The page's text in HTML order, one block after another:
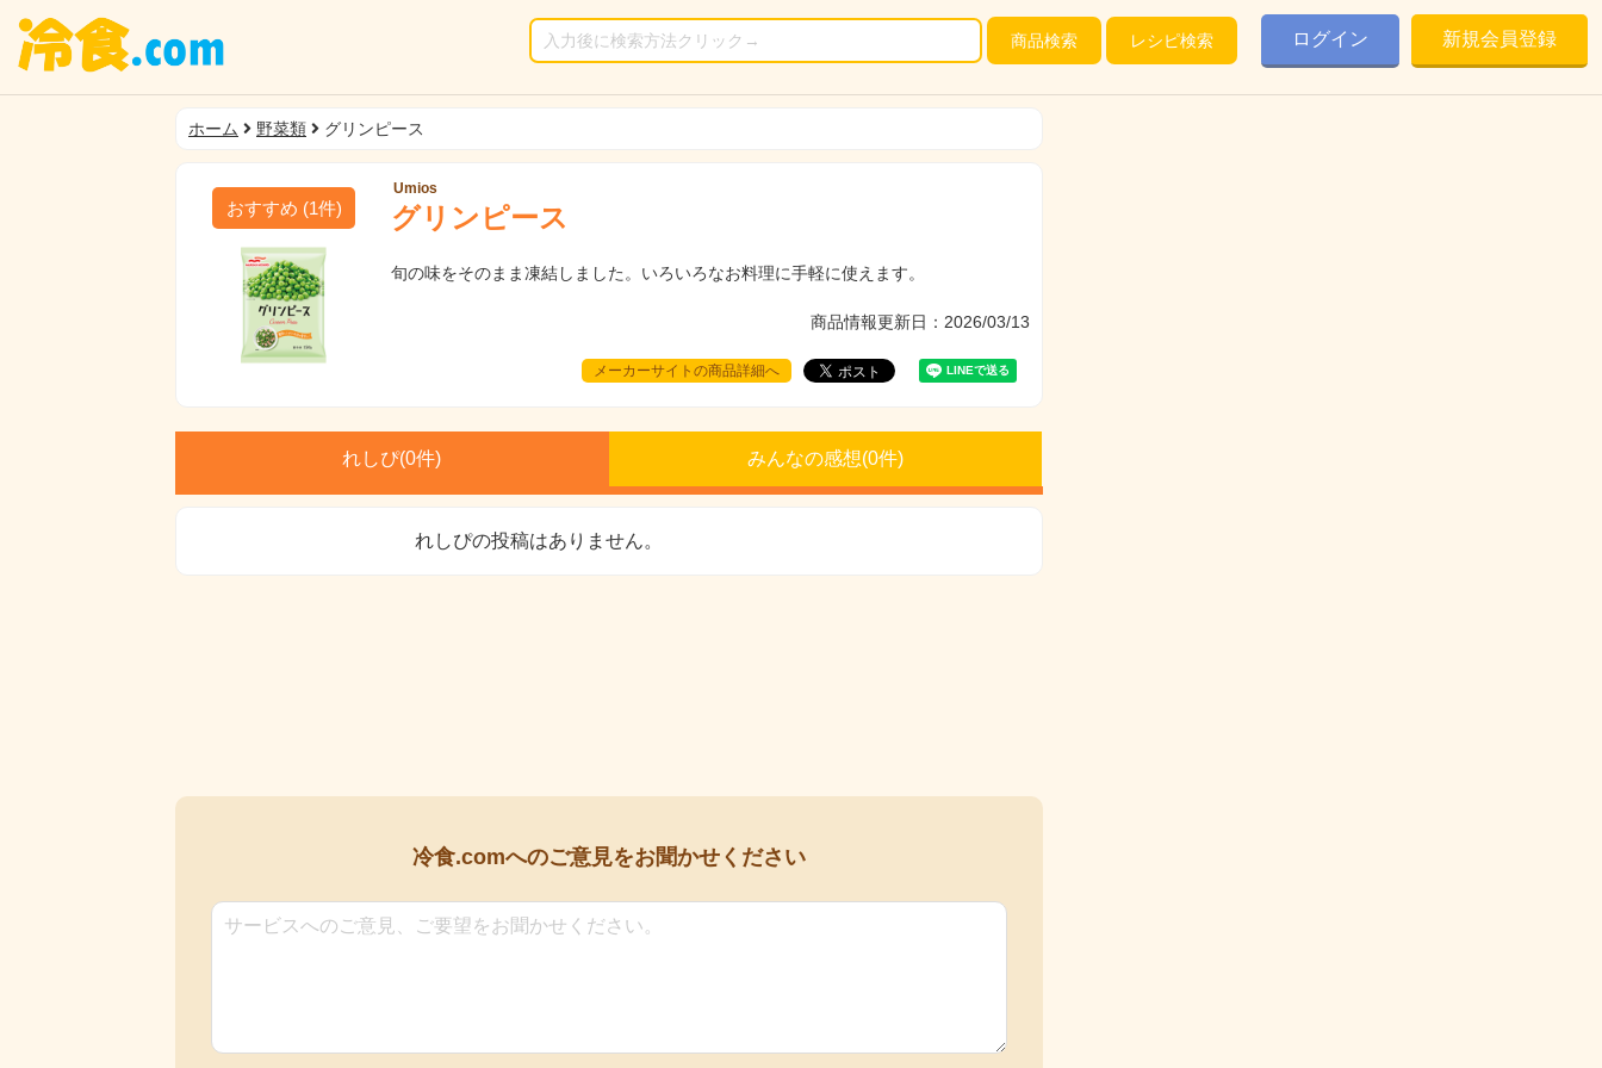
商品検索 レシピ検索 ログイン 新規会員登録
ホーム 野菜類 グリンピース
おすすめ (1件)
Umios
グリンピース
旬の味をそのまま凍結しました。いろいろなお料理に手軽に使えます。
商品情報更新日：2026/03/13
メーカーサイトの商品詳細へ
れしぴ(0件) みんなの感想(0件)
れしぴの投稿はありません。
冷食.comへのご意見をお聞かせください